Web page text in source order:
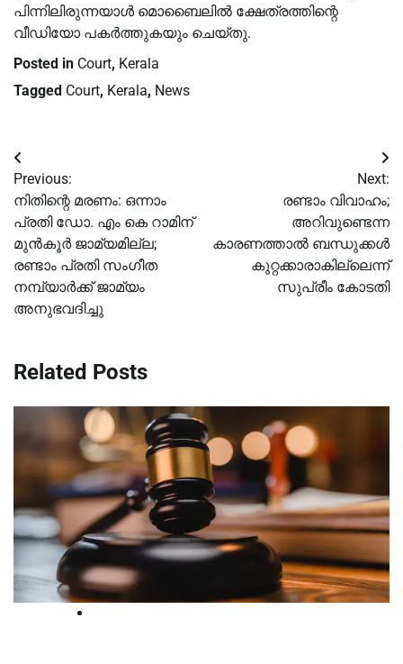
പിന്നിലിരുന്നയാൾ മൊബൈലിൽ ക്ഷേത്രത്തിന്റെ
വീഡിയോ പകർത്തുകയും ചെയ്തു.
Posted in Court, Kerala
Tagged Court, Kerala, News
Post
navigation
Previous:
നിതിന്റെ മരണം: ഒന്നാം
പ്രതി ഡോ. എം കെ റാമിന്
മുൻ‌കൂര്‍ ജാമ്യമില്ല;
രണ്ടാം പ്രതി സംഗീത
നമ്പ്യാര്‍ക്ക് ജാമ്യം
അനുഭവദിച്ചു
Next:
രണ്ടാം വിവാഹം;
അറിവുണ്ടെന്ന
കാരണത്താൽ ബന്ധുക്കൾ
കുറ്റക്കാരാകില്ലെന്ന്
സുപ്രീം കോടതി
Related Posts